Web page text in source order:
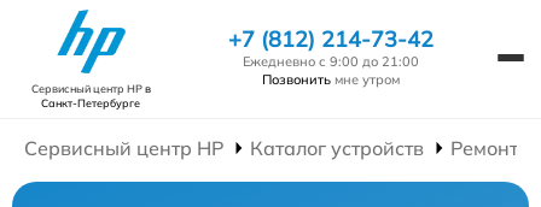
Сервисный центр HPв
Санкт-Петербурге
+7 (812) 214-73-42
Ежедневно с 9:00 до 21:00
Позвонить мне утром
Сервисный центр HP Каталог устройств Ремонт